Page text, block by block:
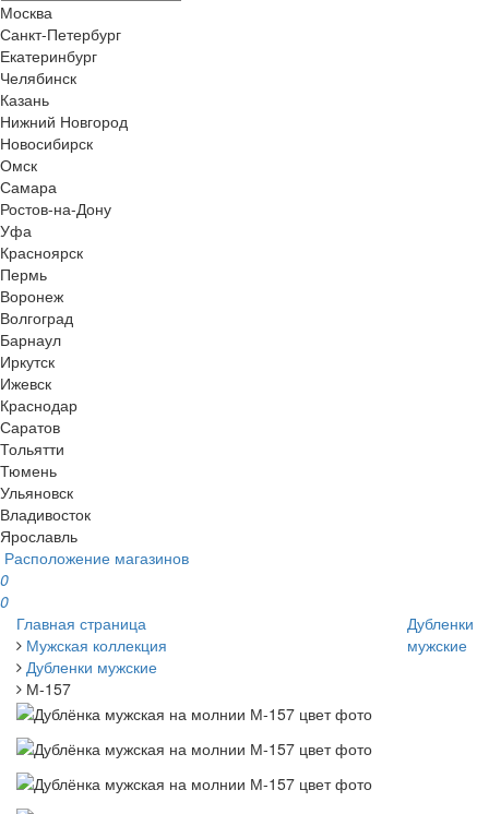
Москва
Санкт-Петербург
Екатеринбург
Челябинск
Казань
Нижний Новгород
Новосибирск
Омск
Самара
Ростов-на-Дону
Уфа
Красноярск
Пермь
Воронеж
Волгоград
Барнаул
Иркутск
Ижевск
Краснодар
Саратов
Тольятти
Тюмень
Ульяновск
Владивосток
Ярославль
Расположение магазинов
0
0
Главная страница
Мужская коллекция
Дубленки мужские
М-157
Дубленки
мужские